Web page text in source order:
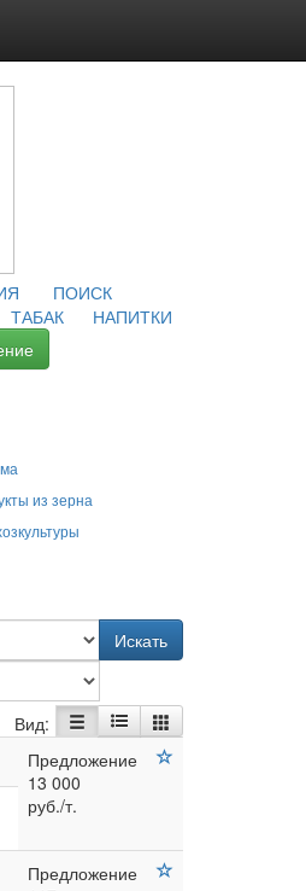
ПОИСК
ТАБАК
НАПИТКИ
из зерна
Искать
Вид:
Предложение
13 000
руб./т.
Предложение